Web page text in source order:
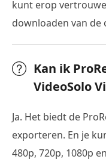
kunt erop
downloaden van de
Kan ik
VideoSolo
Ja. Het biedt de
exporteren. En je
480p, 720p, 1080p en